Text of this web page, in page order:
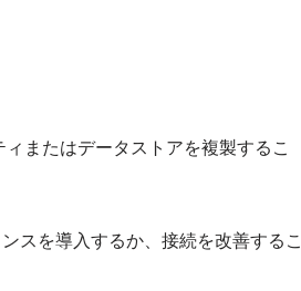
またはデータストアを複製するこ
スを導入するか、接続を改善するこ